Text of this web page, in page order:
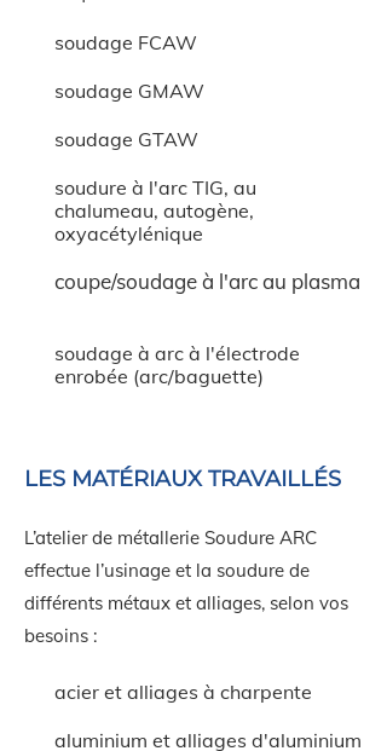
soudage FCAW
soudage GTAW
coupe/soudage à l'arc au plasma
soudage GMAW
soudure à l'arc TIG, au
chalumeau, autogène,
oxyacétylénique
soudage à arc à l'électrode
enrobée (arc/baguette)
LES MATÉRIAUX TRAVAILLÉS
L’atelier de métallerie Soudure ARC
effectue l’usinage et la soudure de
différents métaux et alliages, selon vos
besoins :
acier et alliages à charpente
aluminium et alliages d'aluminium